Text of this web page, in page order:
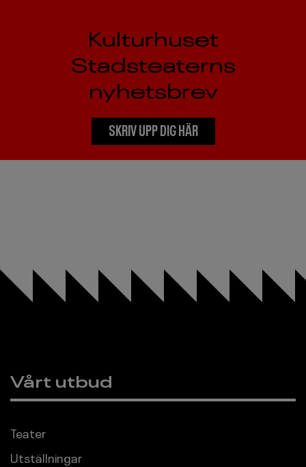
Kulturhuset
Stadsteaterns
nyhetsbrev
SKRIV UPP DIG HÄR
Sidfot
Vårt utbud
Teater
Utställningar